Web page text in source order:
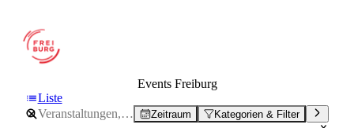
Events Freiburg
Liste
Zeitraum Kategorien & Filter